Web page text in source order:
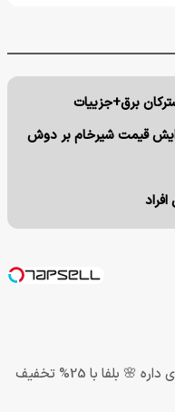
افزایش قیمت شیرخام بر دوش
با 25% تخفیف